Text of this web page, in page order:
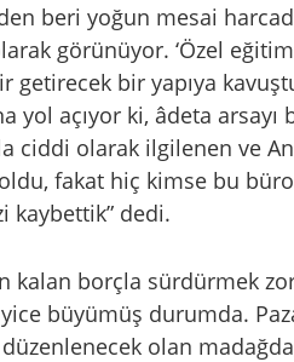
beri yoğun mesai
görünüyor. ‘Özel
getirecek bir yapıya
açıyor ki, âdeta arsayı
ciddi olarak ilgilenen ve
fakat hiç kimse bu
kaybettik” dedi.
kalan borçla sürdürmek
büyümüş durumda.
olan madağda,